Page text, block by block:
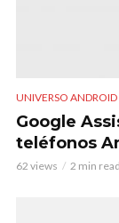
UNIVERSO ANDROID
Google
teléfonos
62 views 2 min read